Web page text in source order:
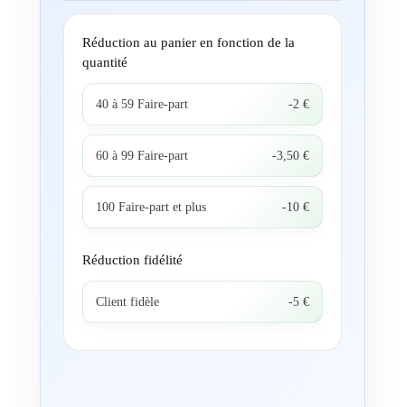
Réduction au panier en fonction de la
quantité
40 à 59 Faire-part -2 €
60 à 99 Faire-part -3,50 €
100 Faire-part et plus -10 €
Réduction fidélité
Client fidèle -5 €